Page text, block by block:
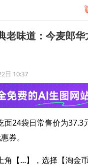
老味道：今麦郎
日 10:37
面24袋日常售价为37.3
券。
角【...】，选择【淘金